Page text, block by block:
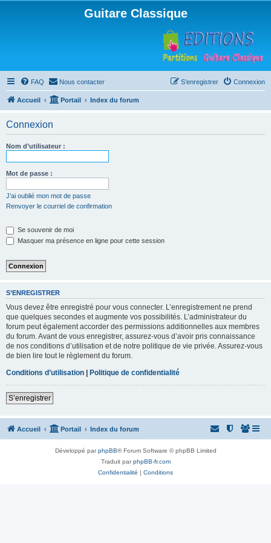
Guitare Classique
FAQ Nous contacter Connexion
S’enregistrer
Accueil Portail Index du forum
Connexion
Nom d’utilisateur :
Mot de passe :
J’ai oublié mon mot de passe
Renvoyer le courriel de confirmation
Se souvenir de moi
Masquer ma présence en ligne pour cette session
S’ENREGISTRER
Vous devez être enregistré pour vous connecter. L’enregistrement ne prend
que quelques secondes et augmente vos possibilités. L’administrateur du
forum peut également accorder des permissions additionnelles aux membres
du forum. Avant de vous enregistrer, assurez-vous d’avoir pris connaissance
de nos conditions d’utilisation et de notre politique de vie privée. Assurez-vous
de bien lire tout le règlement du forum.
Conditions d’utilisation | Politique de confidentialité
S’enregistrer
Accueil Portail Index du forum
Développé parphpBB® Forum Software © phpBB Limited
Traduit parphpBB-fr.com
Confidentialité | Conditions